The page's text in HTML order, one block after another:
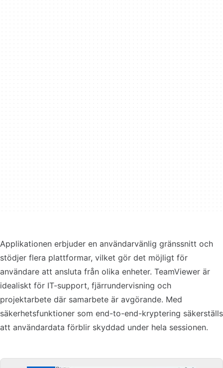
Applikationen erbjuder en användarvänlig gränssnitt och
stödjer flera plattformar, vilket gör det möjligt för
användare att ansluta från olika enheter. TeamViewer är
idealiskt för IT-support, fjärrundervisning och
projektarbete där samarbete är avgörande. Med
säkerhetsfunktioner som end-to-end-kryptering säkerställs
att användardata förblir skyddad under hela sessionen.